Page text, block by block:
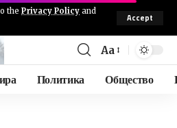
the Privacy Policy and
Accept
Aa
Политика Общество